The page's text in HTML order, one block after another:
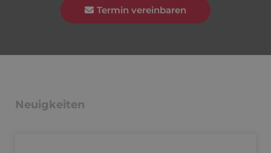
Termin vereinbaren
Neuigkeiten